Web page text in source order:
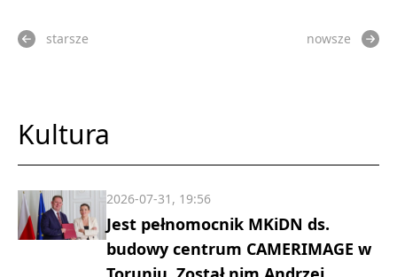
starsze nowsze
Kultura
Jest pełnomocnik MKiDN ds.
budowy centrum CAMERIMAGE w
2026-07-31, 19:56